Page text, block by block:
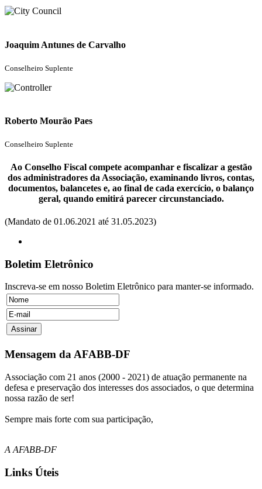
Joaquim Antunes de Carvalho
Conselheiro Suplente
Roberto Mourão Paes
Conselheiro Suplente
Ao Conselho Fiscal compete acompanhar e fiscalizar a gestão
dos administradores da Associação, examinando livros, contas,
documentos, balancetes e, ao final de cada exercício, o balanço
geral, quando emitirá parecer circunstanciado.
(Mandato de 01.06.2021 até 31.05.2023)
Boletim Eletrônico
Inscreva-se em nosso Boletim Eletrônico para manter-se informado.
Mensagem da AFABB-DF
Associação com 21 anos (2000 - 2021) de atuação permanente na
defesa e preservação dos interesses dos associados, o que determina
nossa razão de ser!
Sempre mais forte com sua participação,
A AFABB-DF
Links Úteis